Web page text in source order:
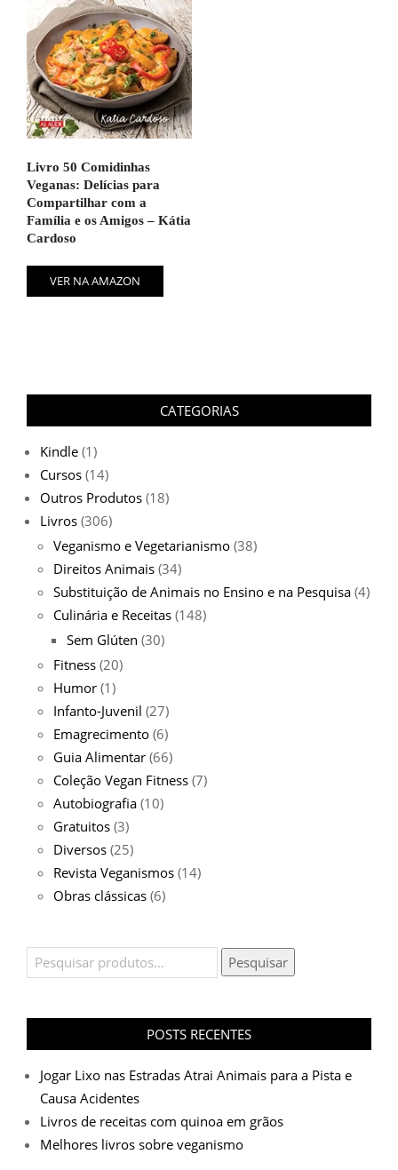
Livro 50 Comidinhas
Veganas: Delícias para
Compartilhar com a
Família e os Amigos – Kátia
Cardoso
VER NA AMAZON
CATEGORIAS
Kindle (1)
Cursos (14)
Outros Produtos (18)
Livros (306)
Veganismo e Vegetarianismo (38)
Direitos Animais (34)
Substituição de Animais no Ensino e na Pesquisa (4)
Culinária e Receitas (148)
Sem Glúten (30)
Fitness (20)
Humor (1)
Infanto-Juvenil (27)
Emagrecimento (6)
Guia Alimentar (66)
Coleção Vegan Fitness (7)
Autobiografia (10)
Gratuitos (3)
Diversos (25)
Revista Veganismos (14)
Obras clássicas (6)
Pesquisar
por:
Pesquisar
POSTS RECENTES
Jogar Lixo nas Estradas Atrai Animais para a Pista e
Causa Acidentes
Livros de receitas com quinoa em grãos
Melhores livros sobre veganismo